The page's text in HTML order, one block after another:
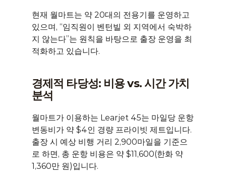
현재 월마트는 약 20대의 전용기를 운영하고
있으며, “임직원이 벤턴빌 외 지역에서 숙박하
지 않는다”는 원칙을 바탕으로 출장 운영을 최
적화하고 있습니다.
경제적 타당성: 비용 vs. 시간 가치
분석
월마트가 이용하는 Learjet 45는 마일당 운항
변동비가 약 $4인 경량 프라이빗 제트입니다.
출장 시 예상 비행 거리 2,900마일을 기준으
로 하면, 총 운항 비용은 약 $11,600(한화 약
1,360만 원)입니다.